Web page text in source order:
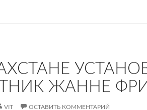
ЖАННЕ
VIT ОСТАВИТЬ КОММЕНТАРИЙ